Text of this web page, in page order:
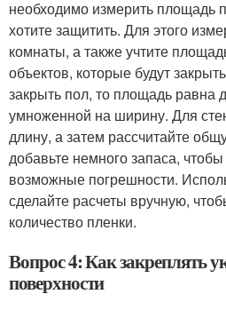
необходимо измерить площадь
хотите защитить. Для этого
комнаты, а также учтите
объектов, которые будут
закрыть пол, то площадь равна
умноженной на ширину. Для
длину, а затем рассчитайте
добавьте немного запаса,
возможные погрешности.
сделайте расчеты вручную,
количество пленки.
Вопрос 4: Как закреплять
поверхности